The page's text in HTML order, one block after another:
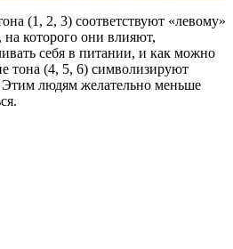
(1, 2, 3) соответствуют «левому»
на которого они влияют,
себя в питании, и как можно
тона (4, 5, 6) символизируют
Этим людям желательно меньше